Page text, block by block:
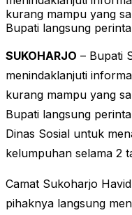
kurang mampu yang
Bupati langsung
SUKOHARJO – Bupati
menindaklanjuti
kurang mampu yang
Bupati langsung
Dinas Sosial untuk
kelumpuhan selama 2
Camat Sukoharjo
pihaknya langsung